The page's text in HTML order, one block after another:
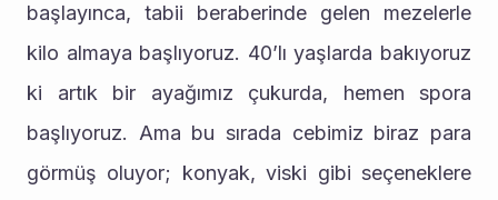
başlayınca, tabii beraberinde gelen mezelerle
kilo almaya başlıyoruz. 40’lı yaşlarda bakıyoruz
ki artık bir ayağımız çukurda, hemen spora
başlıyoruz. Ama bu sırada cebimiz biraz para
görmüş oluyor; konyak, viski gibi seçeneklere